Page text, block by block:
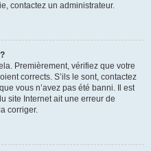
contactez un administrateur.
Premièrement, vérifiez que votre
corrects. S’ils le sont, contactez
vous n’avez pas été banni. Il est
site Internet ait une erreur de
corriger.